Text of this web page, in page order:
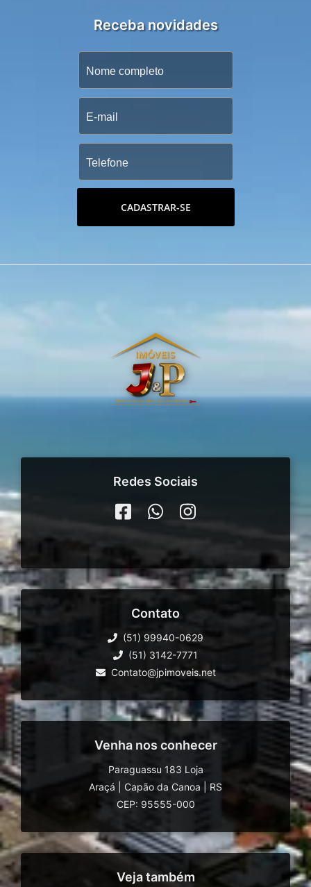
Receba novidades
CADASTRAR-SE
Redes Sociais
Contato
(51) 99940-0629
(51) 3142-7771
Contato@jpimoveis.net
Venha nos conhecer
Paraguassu 183 Loja
Araçá
Capão da Canoa
RS
CEP: 95555-000
Veja também